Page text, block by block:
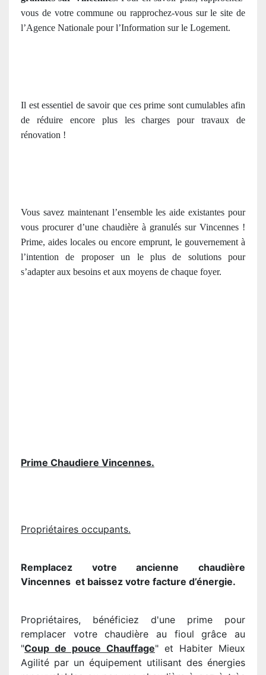
vous de votre commune ou rapprochez-vous sur le site de
l’Agence Nationale pour l’Information sur le Logement.
Il est essentiel de savoir que ces prime sont cumulables afin
de réduire encore plus les charges pour travaux de
rénovation !
Vous savez maintenant l’ensemble les aide existantes pour
vous procurer d’une chaudière à granulés sur Vincennes !
Prime, aides locales ou encore emprunt, le gouvernement à
l’intention de proposer un le plus de solutions pour
s’adapter aux besoins et aux moyens de chaque foyer.
Prime Chaudiere Vincennes.
Propriétaires occupants.
Remplacez votre ancienne chaudière
Vincennes et baissez votre facture d’énergie.
Propriétaires, bénéficiez d'une prime pour
remplacer votre chaudière au fioul grâce au
"Coup de pouce Chauffage" et Habiter Mieux
Agilité par un équipement utilisant des énergies